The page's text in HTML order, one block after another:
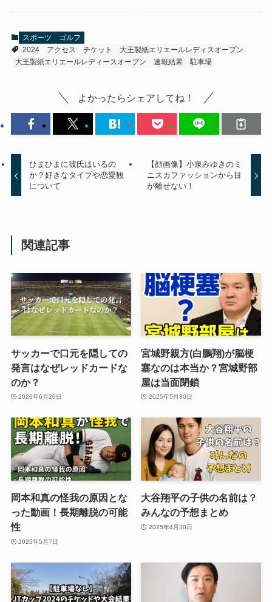
スポーツ
ゴルフ
2024
アクセス チケット
大王製紙エリエールレディスオープン
大王製紙エリエールレディースオープン
速報結果 駐車場
よかったらシェアしてね！
ひまひまに彼氏はいるの
か？好きなタイプや恋愛観
について
【顔画像】小泉みゆきのミ
ニスカファッションから目
が離せない！
関連記事
サッカーで口元を隠しての
発言はなぜレッドカードな
のか？
2026年6月20日
宮城野親方(白鵬翔)が脳梗
塞なのは本当か？宮城野部
屋は当面閉鎖
2025年5月30日
岡本和真の怪我の原因とな
った動画！長期離脱の可能
性
2025年5月7日
大谷翔平の子供の名前は？
みんなの予想まとめ
2025年4月30日